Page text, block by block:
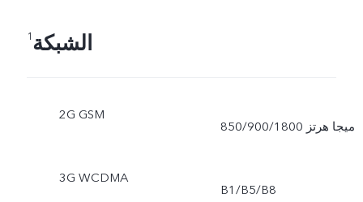
الشبكة 1
2G GSM
850/900/1800 ميجا هرتز
3G WCDMA
B1/B5/B8